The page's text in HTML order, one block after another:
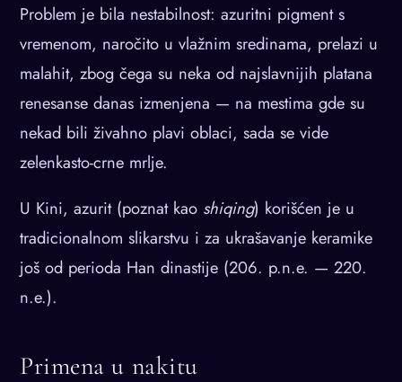
Problem je bila nestabilnost: azuritni pigment s
vremenom, naročito u vlažnim sredinama, prelazi u
malahit, zbog čega su neka od najslavnijih platana
renesanse danas izmenjena — na mestima gde su
nekad bili živahno plavi oblaci, sada se vide
zelenkasto-crne mrlje.
U Kini, azurit (poznat kao shiqing) korišćen je u
tradicionalnom slikarstvu i za ukrašavanje keramike
još od perioda Han dinastije (206. p.n.e. — 220.
n.e.).
Primena u nakitu